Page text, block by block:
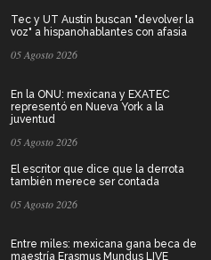
Tec y UT Austin buscan "devolver la
voz" a hispanohablantes con afasia
05 Agosto 2026
En la ONU: mexicana y EXATEC
representó en Nueva York a la
juventud
05 Agosto 2026
El escritor que dice que la derrota
también merece ser contada
05 Agosto 2026
Entre miles: mexicana gana beca de
maestría Erasmus Mundus LIVE